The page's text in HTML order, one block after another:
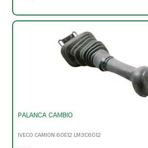
PALANCA CAMBIO
IVECO CAMION 60E12 LM3C6012